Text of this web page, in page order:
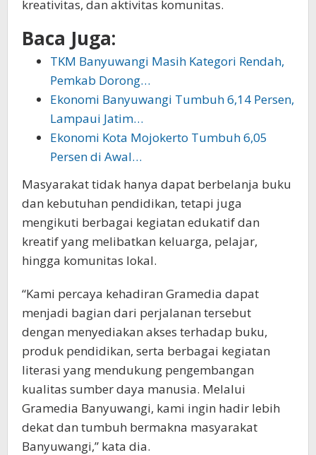
kreativitas, dan aktivitas komunitas.
Baca Juga:
TKM Banyuwangi Masih Kategori Rendah,
Pemkab Dorong…
Ekonomi Banyuwangi Tumbuh 6,14 Persen,
Lampaui Jatim…
Ekonomi Kota Mojokerto Tumbuh 6,05
Persen di Awal…
Masyarakat tidak hanya dapat berbelanja buku
dan kebutuhan pendidikan, tetapi juga
mengikuti berbagai kegiatan edukatif dan
kreatif yang melibatkan keluarga, pelajar,
hingga komunitas lokal.
“Kami percaya kehadiran Gramedia dapat
menjadi bagian dari perjalanan tersebut
dengan menyediakan akses terhadap buku,
produk pendidikan, serta berbagai kegiatan
literasi yang mendukung pengembangan
kualitas sumber daya manusia. Melalui
Gramedia Banyuwangi, kami ingin hadir lebih
dekat dan tumbuh bermakna masyarakat
Banyuwangi,” kata dia.